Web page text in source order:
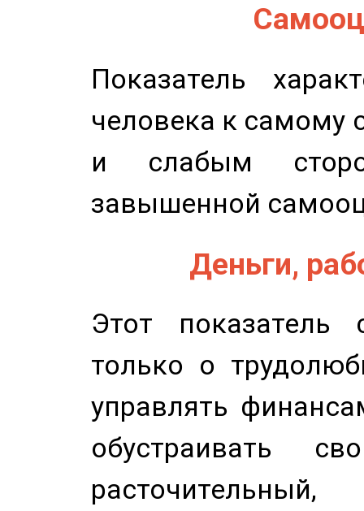
Показатель
человека к самому
и слабым
завышенной
Деньги,
Этот показатель
только о
управлять
обустраивать